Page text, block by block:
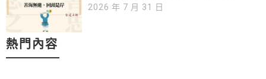
2026 年 7 月 31 日
熱門內容